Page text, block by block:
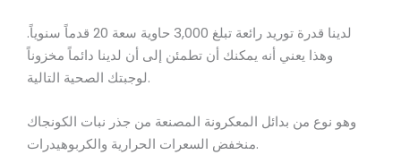
لدينا قدرة توريد رائعة تبلغ 3,000 حاوية سعة 20 قدماً سنوياً.
وهذا يعني أنه يمكنك أن تطمئن إلى أن لدينا دائماً مخزوناً
لوجبتك الصحية التالية.
وهو نوع من بدائل المعكرونة المصنعة من جذر نبات الكونجاك
منخفض السعرات الحرارية والكربوهيدرات.